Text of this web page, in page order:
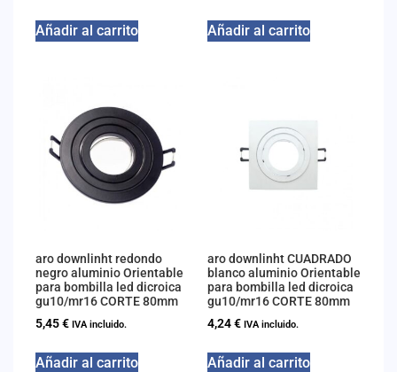
Añadir al carrito Añadir al carrito
aro downlinht redondo
negro aluminio Orientable
para bombilla led dicroica
gu10/mr16 CORTE 80mm
5,45€ IVA incluido.
Añadir al carrito
aro downlinht CUADRADO
blanco aluminio Orientable
para bombilla led dicroica
gu10/mr16 CORTE 80mm
4,24€ IVA incluido.
Añadir al carrito